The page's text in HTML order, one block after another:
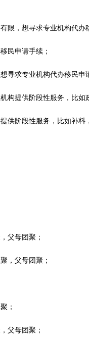
限，想寻求专业机构代办
民申请手续；
寻求专业机构代办移民申
构提供阶段性服务，比
供阶段性服务，比如补料
父母团聚；
，父母团聚；
；
父母团聚；